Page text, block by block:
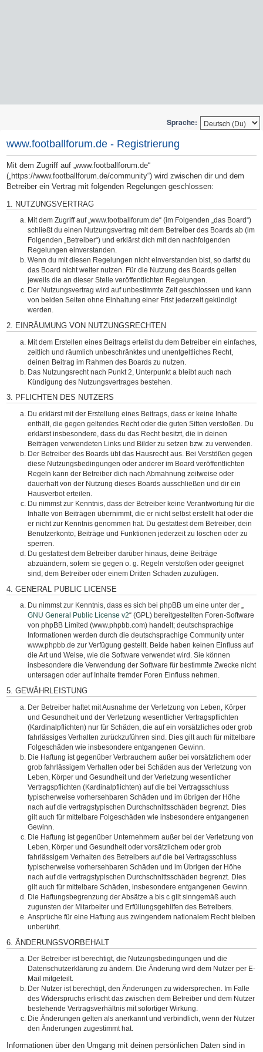
Sprache:
www.footballforum.de - Registrierung
Mit dem Zugriff auf „www.footballforum.de“
(„https://www.footballforum.de/community“) wird zwischen dir und dem
Betreiber ein Vertrag mit folgenden Regelungen geschlossen:
1. NUTZUNGSVERTRAG
Mit dem Zugriff auf „www.footballforum.de“ (im Folgenden „das Board“)
schließt du einen Nutzungsvertrag mit dem Betreiber des Boards ab (im
Folgenden „Betreiber“) und erklärst dich mit den nachfolgenden
Regelungen einverstanden.
Wenn du mit diesen Regelungen nicht einverstanden bist, so darfst du
das Board nicht weiter nutzen. Für die Nutzung des Boards gelten
jeweils die an dieser Stelle veröffentlichten Regelungen.
Der Nutzungsvertrag wird auf unbestimmte Zeit geschlossen und kann
von beiden Seiten ohne Einhaltung einer Frist jederzeit gekündigt
werden.
2. EINRÄUMUNG VON NUTZUNGSRECHTEN
Mit dem Erstellen eines Beitrags erteilst du dem Betreiber ein einfaches,
zeitlich und räumlich unbeschränktes und unentgeltliches Recht,
deinen Beitrag im Rahmen des Boards zu nutzen.
Das Nutzungsrecht nach Punkt 2, Unterpunkt a bleibt auch nach
Kündigung des Nutzungsvertrages bestehen.
3. PFLICHTEN DES NUTZERS
Du erklärst mit der Erstellung eines Beitrags, dass er keine Inhalte
enthält, die gegen geltendes Recht oder die guten Sitten verstoßen. Du
erklärst insbesondere, dass du das Recht besitzt, die in deinen
Beiträgen verwendeten Links und Bilder zu setzen bzw. zu verwenden.
Der Betreiber des Boards übt das Hausrecht aus. Bei Verstößen gegen
diese Nutzungsbedingungen oder anderer im Board veröffentlichten
Regeln kann der Betreiber dich nach Abmahnung zeitweise oder
dauerhaft von der Nutzung dieses Boards ausschließen und dir ein
Hausverbot erteilen.
Du nimmst zur Kenntnis, dass der Betreiber keine Verantwortung für die
Inhalte von Beiträgen übernimmt, die er nicht selbst erstellt hat oder die
er nicht zur Kenntnis genommen hat. Du gestattest dem Betreiber, dein
Benutzerkonto, Beiträge und Funktionen jederzeit zu löschen oder zu
sperren.
Du gestattest dem Betreiber darüber hinaus, deine Beiträge
abzuändern, sofern sie gegen o. g. Regeln verstoßen oder geeignet
sind, dem Betreiber oder einem Dritten Schaden zuzufügen.
4. GENERAL PUBLIC LICENSE
Du nimmst zur Kenntnis, dass es sich bei phpBB um eine unter der „
GNU General Public License v2“ (GPL) bereitgestellten Foren-Software
von phpBB Limited (www.phpbb.com) handelt; deutschsprachige
Informationen werden durch die deutschsprachige Community unter
www.phpbb.de zur Verfügung gestellt. Beide haben keinen Einfluss auf
die Art und Weise, wie die Software verwendet wird. Sie können
insbesondere die Verwendung der Software für bestimmte Zwecke nicht
untersagen oder auf Inhalte fremder Foren Einfluss nehmen.
5. GEWÄHRLEISTUNG
Der Betreiber haftet mit Ausnahme der Verletzung von Leben, Körper
und Gesundheit und der Verletzung wesentlicher Vertragspflichten
(Kardinalpflichten) nur für Schäden, die auf ein vorsätzliches oder grob
fahrlässiges Verhalten zurückzuführen sind. Dies gilt auch für mittelbare
Folgeschäden wie insbesondere entgangenen Gewinn.
Die Haftung ist gegenüber Verbrauchern außer bei vorsätzlichem oder
grob fahrlässigem Verhalten oder bei Schäden aus der Verletzung von
Leben, Körper und Gesundheit und der Verletzung wesentlicher
Vertragspflichten (Kardinalpflichten) auf die bei Vertragsschluss
typischerweise vorhersehbaren Schäden und im übrigen der Höhe
nach auf die vertragstypischen Durchschnittsschäden begrenzt. Dies
gilt auch für mittelbare Folgeschäden wie insbesondere entgangenen
Gewinn.
Die Haftung ist gegenüber Unternehmern außer bei der Verletzung von
Leben, Körper und Gesundheit oder vorsätzlichem oder grob
fahrlässigem Verhalten des Betreibers auf die bei Vertragsschluss
typischerweise vorhersehbaren Schäden und im Übrigen der Höhe
nach auf die vertragstypischen Durchschnittsschäden begrenzt. Dies
gilt auch für mittelbare Schäden, insbesondere entgangenen Gewinn.
Die Haftungsbegrenzung der Absätze a bis c gilt sinngemäß auch
zugunsten der Mitarbeiter und Erfüllungsgehilfen des Betreibers.
Ansprüche für eine Haftung aus zwingendem nationalem Recht bleiben
unberührt.
6. ÄNDERUNGSVORBEHALT
Der Betreiber ist berechtigt, die Nutzungsbedingungen und die
Datenschutzerklärung zu ändern. Die Änderung wird dem Nutzer per E-
Mail mitgeteilt.
Der Nutzer ist berechtigt, den Änderungen zu widersprechen. Im Falle
des Widerspruchs erlischt das zwischen dem Betreiber und dem Nutzer
bestehende Vertragsverhältnis mit sofortiger Wirkung.
Die Änderungen gelten als anerkannt und verbindlich, wenn der Nutzer
den Änderungen zugestimmt hat.
Informationen über den Umgang mit deinen persönlichen Daten sind in